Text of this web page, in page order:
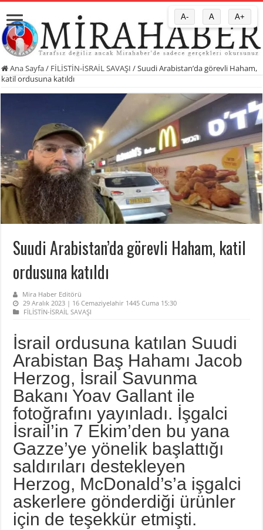
Ana Sayfa/ FİLİSTİN-İSRAİL SAVAŞI /Suudi Arabistan’da görevli Haham,
katil ordusuna katıldı
Suudi Arabistan’da görevli Haham, katil
ordusuna katıldı
Mira Haber Editörü
29 Aralık 2023 | 16 Cemaziyelahir 1445 Cuma 15:30
FİLİSTİN-İSRAİL SAVAŞI
İsrail ordusuna katılan Suudi
Arabistan Baş Hahamı Jacob
Herzog, İsrail Savunma
Bakanı Yoav Gallant ile
fotoğrafını yayınladı. İşgalci
İsrail’in 7 Ekim’den bu yana
Gazze’ye yönelik başlattığı
saldırıları destekleyen
Herzog, McDonald’s’a işgalci
askerlere gönderdiği ürünler
için de teşekkür etmişti.
A- A A+